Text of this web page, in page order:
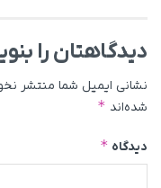
دیدگاهتان را
نشانی ایمیل شما منتشر
شده‌اند *
دیدگاه *